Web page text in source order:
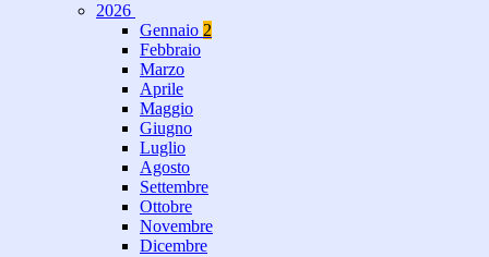
2026
Gennaio 2
Febbraio
Marzo
Aprile
Maggio
Giugno
Luglio
Agosto
Settembre
Ottobre
Novembre
Dicembre